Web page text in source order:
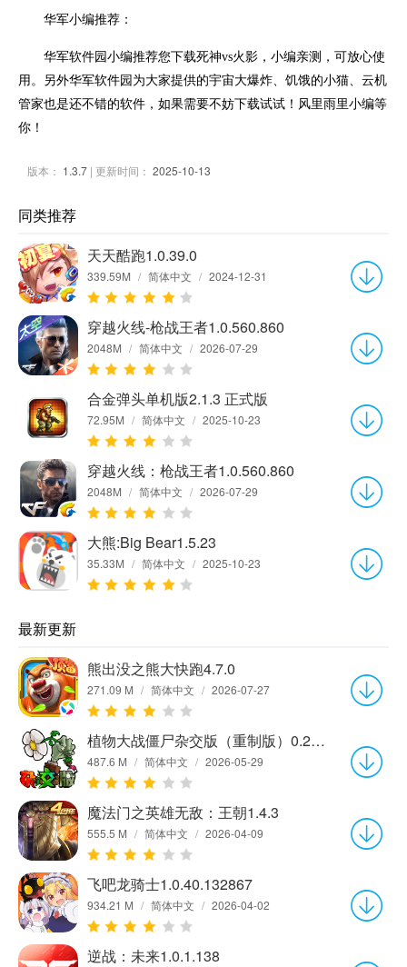
华军小编推荐：
华军软件园小编推荐您下载死神vs火影，小编亲测，可放心使
用。另外华军软件园为大家提供的宇宙大爆炸、饥饿的小猫、云机
管家也是还不错的软件，如果需要不妨下载试试！风里雨里小编等
你！
版本： 1.3.7 | 更新时间： 2025-10-13
同类推荐
天天酷跑1.0.39.0
339.59M / 简体中文 / 2024-12-31
穿越火线-枪战王者1.0.560.860
2048M / 简体中文 / 2026-07-29
合金弹头单机版2.1.3 正式版
72.95M / 简体中文 / 2025-10-23
穿越火线：枪战王者1.0.560.860
2048M / 简体中文 / 2026-07-29
大熊:Big Bear1.5.23
35.33M / 简体中文 / 2025-10-23
最新更新
熊出没之熊大快跑4.7.0
271.09 M / 简体中文 / 2026-07-27
植物大战僵尸杂交版（重制版）0.21.1.0
487.6 M / 简体中文 / 2026-05-29
魔法门之英雄无敌：王朝1.4.3
555.5 M / 简体中文 / 2026-04-09
飞吧龙骑士1.0.40.132867
934.21 M / 简体中文 / 2026-04-02
逆战：未来1.0.1.138